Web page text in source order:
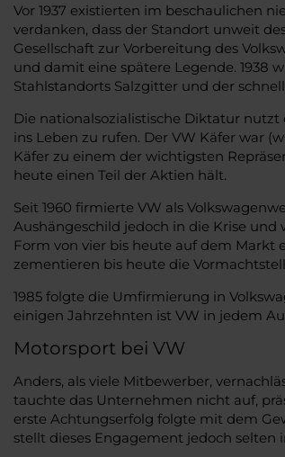
Vor 1937 existierten im beschaulichen
verdanken, dass der Standort unweit
Gesellschaft zur Vorbereitung des
und damit eine spätere Legende. 1938
Stahlstandorts Salzgitter und der
Die nationalsozialistische Diktatur
ins Leben zu rufen. Der VW Käfer war
Käfer zu einem der wichtigsten
heute einen Teil der Aktien hält.
Seit 1960 firmierte VW als
Aushängeschild jedoch in die Krise
Form von vier bis heute auf dem Markt
zementieren bis heute die
1985 folgte die Umfirmierung in
einigen Jahrzehnten ist VW in jedem
Motorsport bei VW
Anders, als viele Mitbewerber,
tauchte das Unternehmen nicht auf,
erste Achtungserfolg folgte mit dem
stellt dieses Engagement jedoch selten